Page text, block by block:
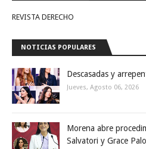
REVISTA DERECHO
NOTICIAS POPULARES
Descasadas y
Jueves, Agosto 06, 2026
Morena abre
Salvatori y Grace